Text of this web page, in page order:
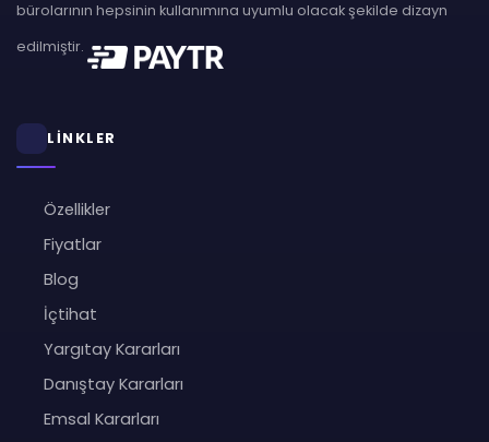
bürolarının hepsinin kullanımına uyumlu olacak şekilde dizayn
edilmiştir.
LİNKLER
Özellikler
Fiyatlar
Blog
İçtihat
Yargıtay Kararları
Danıştay Kararları
Emsal Kararları